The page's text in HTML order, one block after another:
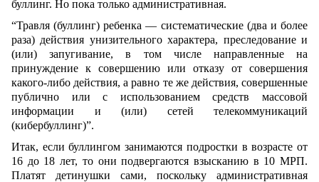
буллинг. Но пока только административная.
“Травля (буллинг) ребенка — систематические (два и более
раза) действия унизительного характера, преследование и
(или) запугивание, в том числе направленные на
принуждение к совершению или отказу от совершения
какого-либо действия, а равно те же действия, совершенные
публично или с использованием средств массовой
информации и (или) сетей телекоммуникаций
(кибербуллинг)”.
Итак, если буллингом занимаются подростки в возрасте от
16 до 18 лет, то они подвергаются взысканию в 10 МРП.
Платят детинушки сами, поскольку административная